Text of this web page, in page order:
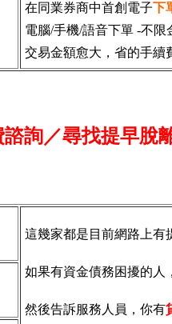
在同業券商中首創電子下
電腦/手機/語音下單 -不限
交易金額愈大，省的手續
詢／尋找提早脫
這幾家都是目前網路上有
如果有資金債務困擾的人
然後告訴服務人員，你有